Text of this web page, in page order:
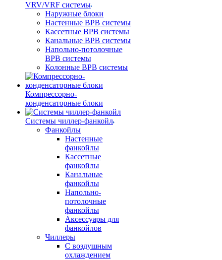
VRV/VRF системы
Наружные блоки
Настенные ВРВ системы
Кассетные ВРВ системы
Канальные ВРВ системы
Напольно-потолочные
ВРВ системы
Колонные ВРВ системы
Компрессорно-
конденсаторные блоки
Системы чиллер-фанкойл
Фанкойлы
Настенные
фанкойлы
Кассетные
фанкойлы
Канальные
фанкойлы
Напольно-
потолочные
фанкойлы
Аксессуары для
фанкойлов
Чиллеры
С воздушным
охлаждением